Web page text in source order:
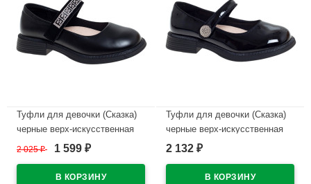
Туфли для девочки (Сказка)
черные верх-искусственная
кожа подкладка-натуральная
арт.R818294763BK
2 025₽ 1 599 ₽
Туфли для девочки (Сказка)
черные верх-искусственная
кожа лак подкладка-
ряд 32-37 арт.R818294766BKP
2 132 ₽